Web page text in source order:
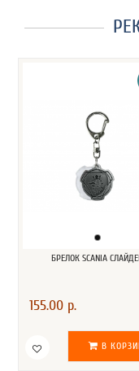
БРЕЛОК SCANIA
155.00 р.
В